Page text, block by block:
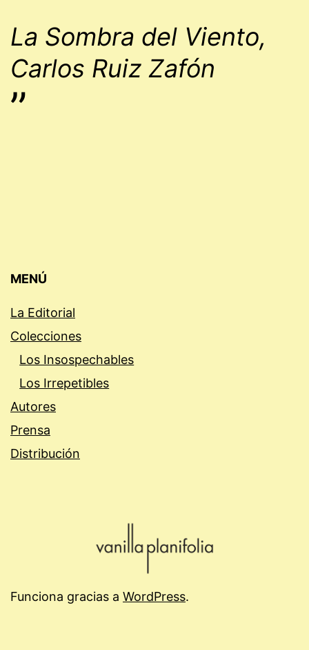
La Sombra del Viento,
Carlos Ruiz Zafón
”
MENÚ
La Editorial
Colecciones
Los Insospechables
Los Irrepetibles
Autores
Prensa
Distribución
Funciona gracias a WordPress.